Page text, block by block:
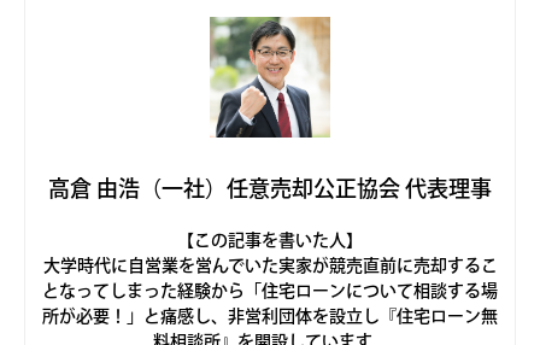
高倉 由浩（一社）任意売却公正協会 代表理事
【この記事を書いた人】
大学時代に自営業を営んでいた実家が競売直前に売却するこ
となってしまった経験から「住宅ローンについて相談する場
所が必要！」と痛感し、非営利団体を設立し『住宅ローン無
料相談所』を開設しています。